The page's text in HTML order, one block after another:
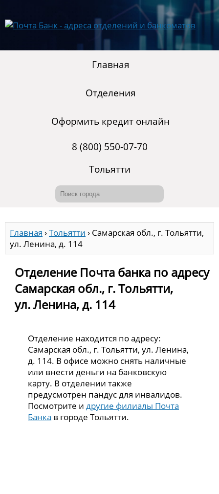
Главная
Отделения
Оформить кредит онлайн
8 (800) 550-07-70
Тольятти
Главная ›Тольятти › Самарская обл., г. Тольятти,
ул. Ленина, д. 114
Отделение Почта банка по адресу
Самарская обл., г. Тольятти,
ул. Ленина, д. 114
Отделение находится по адресу:
Самарская обл., г. Тольятти, ул. Ленина,
д. 114. В офисе можно снять наличные
или внести деньги на банковскую
карту. В отделении также
предусмотрен пандус для инвалидов.
Посмотрите идругие филиалы Почта
Банка в городе Тольятти.